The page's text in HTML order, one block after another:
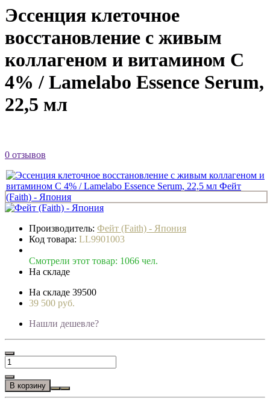
Эссенция клеточное
восстановление с живым
коллагеном и витамином С
4% / Lamelabo Essence Serum,
22,5 мл
0 отзывов
Производитель: Фейт (Faith) - Япония
Код товара: LL9901003
Смотрели этот товар: 1066 чел.
На складе
На складе 39500
39 500 руб.
Нашли дешевле?
В корзину